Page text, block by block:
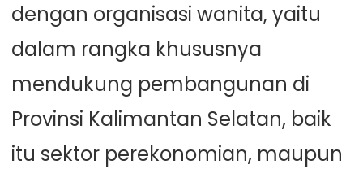
dengan organisasi wanita, yaitu
dalam rangka khususnya
mendukung pembangunan di
Provinsi Kalimantan Selatan, baik
itu sektor perekonomian, maupun